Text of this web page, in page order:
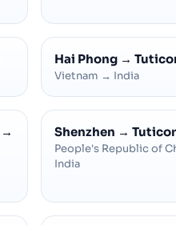
Hai Phong →
Vietnam → India
→
Shenzhen →
People's Republic of
India